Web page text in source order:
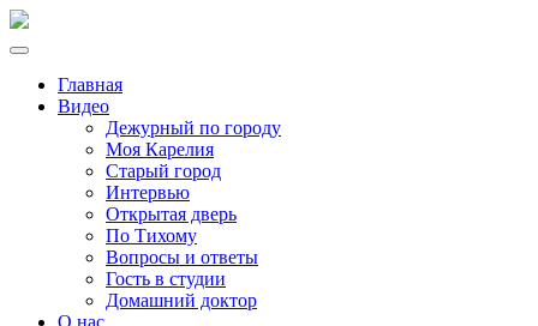
Главная
Видео
Дежурный по городу
Моя Карелия
Старый город
Интервью
Открытая дверь
По Тихому
Вопросы и ответы
Гость в студии
Домашний доктор
О нас